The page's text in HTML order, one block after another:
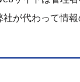
社が代わって情報